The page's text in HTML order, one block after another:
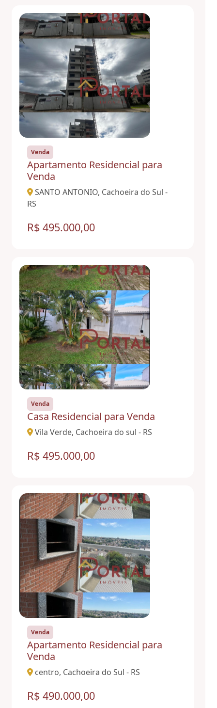
Venda
Apartamento Residencial para
Venda
SANTO ANTONIO, Cachoeira do Sul -
RS
R$ 495.000,00
Venda
Casa Residencial para Venda
Vila Verde, Cachoeira do sul - RS
R$ 495.000,00
Venda
Apartamento Residencial para
Venda
centro, Cachoeira do Sul - RS
R$ 490.000,00